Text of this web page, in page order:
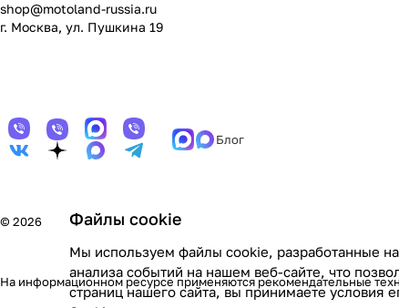
shop@motoland-russia.ru
г. Москва, ул. Пушкина 19
Блог
© 2026
На информационном ресурсе применяютсярекомендательные
Файлы cookie
Мы используем файлы cookie, разработанные
анализа событий на нашем веб-сайте, что
страниц нашего сайта, вы принимаете условия